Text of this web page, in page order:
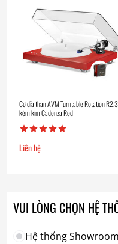
Cơ đĩa than AVM Turntable Rotation R2.3
kèm kim Cadenza Red
Liên hệ
VUI LÒNG CHỌN HỆ
Hệ thống Showroom